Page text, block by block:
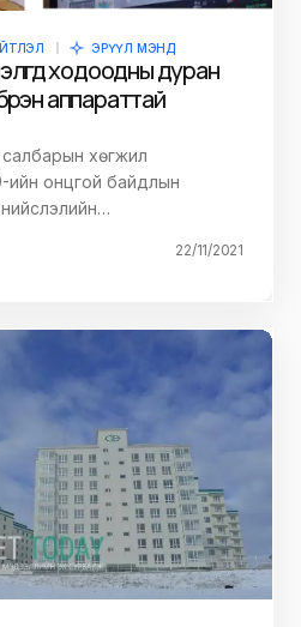
ЭРҮҮЛ МЭНД
ходоодны дуран
аппараттай
хөгжил
ийн онцгой байдлын
22/11/2021